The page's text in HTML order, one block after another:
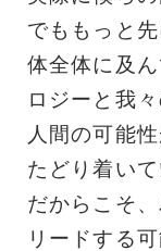
でももっと
体全体に及
ロジーと我
人間の可能
たどり着い
だからこそ
リードする